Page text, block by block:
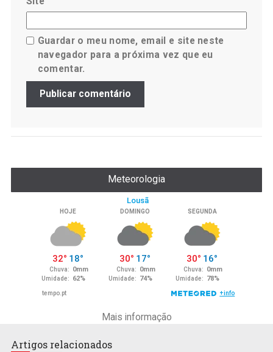
Guardar o meu nome, email e site neste
navegador para a próxima vez que eu
comentar.
Meteorologia
Mais informação
Artigos relacionados